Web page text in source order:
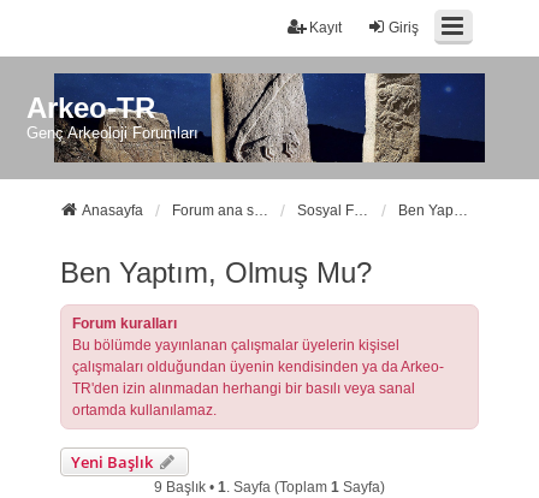
Giriş
Kayıt
Arkeo-TR
Genç Arkeoloji Forumları
Anasayfa Forum ana sayfa Sosyal Forumlarımız Ben Yaptım, Olmuş Mu?
Ben Yaptım, Olmuş Mu?
Forum kuralları
Bu bölümde yayınlanan çalışmalar üyelerin kişisel
çalışmaları olduğundan üyenin kendisinden ya da Arkeo-
TR'den izin alınmadan herhangi bir basılı veya sanal
ortamda kullanılamaz.
Yeni Başlık
9 Başlık • 1. Sayfa (Toplam 1Sayfa)